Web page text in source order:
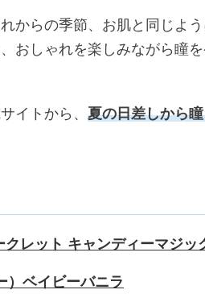
からの季節、お肌と同じよ
おしゃれを楽しみながら瞳
イトから、 夏の日差しから
レット キャンディーマジッ
）ベイビーバニラ